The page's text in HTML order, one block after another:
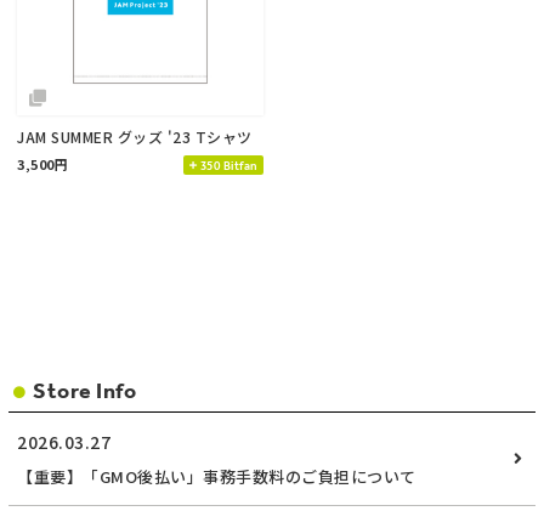
JAM SUMMER グッズ '23 Tシャツ
3,500円 350 Bitfan
Store Info
2026.03.27
【重要】「GMO後払い」事務手数料のご負担について